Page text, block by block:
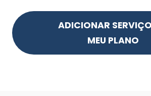
ADICIONAR
MEU PLANO